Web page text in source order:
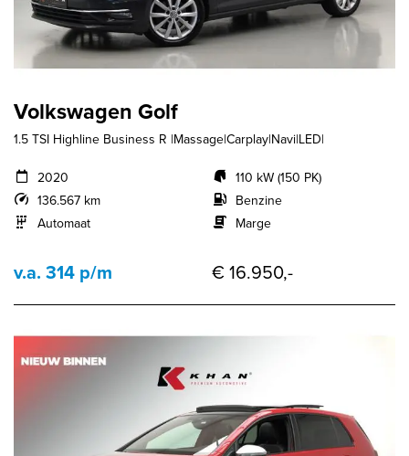
Volkswagen Golf
1.5 TSI Highline Business R |Massage|Carplay|Navi|LED|
2020
136.567 km
Automaat
110 kW (150 PK)
Benzine
Marge
v.a. 314 p/m € 16.950,-